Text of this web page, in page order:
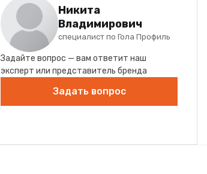
Никита
Владимирович
специалист по Гола Профиль
Задайте вопрос — вам ответит наш
эксперт или представитель бренда
Задать вопрос